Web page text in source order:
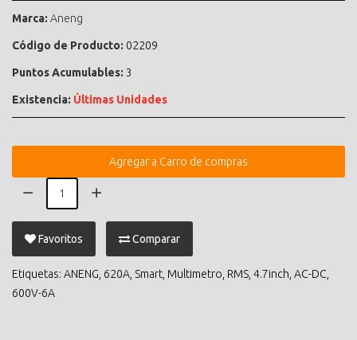
Marca: Aneng
Código de Producto: 02209
Puntos Acumulables: 3
Existencia: Últimas Unidades
Agregar a Carro de compras
Favoritos Comparar
Etiquetas: ANENG 620A Smart Multimetro RMS 4.7inch AC-DC
600V-6A